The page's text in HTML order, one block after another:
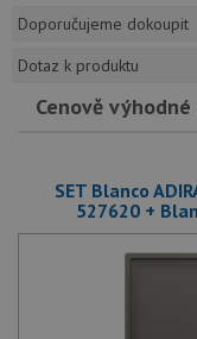
Doporučujeme dokoupit
Dotaz k produktu
Cenově
SET Blanco
527620 +